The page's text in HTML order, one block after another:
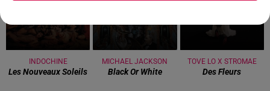
INDOCHINE
Les Nouveaux Soleils
MICHAEL JACKSON
Black Or White
TOVE LO X STROMAE
Des Fleurs